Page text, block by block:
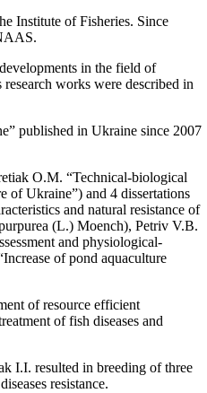
Institute of Fisheries. Since
in the field of
works were described in
published in Ukraine since 2007
O.M. “Technical-biological
of Ukraine”) and 4 dissertations
and natural resistance of
(L.) Moench), Petriv V.B.
and physiological-
of pond aquaculture
of resource efficient
of fish diseases and
I.I. resulted in breeding of three
resistance.